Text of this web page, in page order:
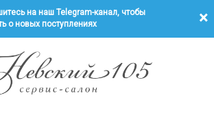
на наш Telegram-канал, чтобы
о новых поступлениях